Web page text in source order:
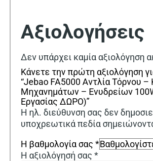
Αξιολογήσεις
Δεν υπάρχει καμία αξιολόγηση
Κάνετε την πρώτη αξιολόγηση
“Jebao FA5000 Αντλία Τόρνου
Μηχανημάτων – Ενυδρείων
Εργασίας ΔΩΡΟ)”
Η ηλ. διεύθυνση σας δεν
υποχρεωτικά πεδία
Η βαθμολογία σας *
Η αξιολόγησή σας *